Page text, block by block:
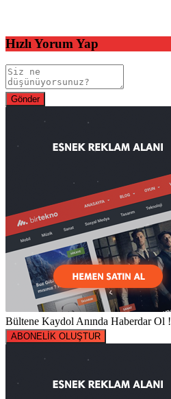
Hızlı Yorum Yap
Bültene Kaydol Anında Haberdar Ol !
ABONELİK OLUŞTUR